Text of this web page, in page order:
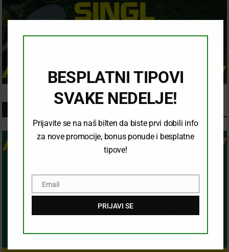
this
BESPLATNI TIPOVI
SVAKE NEDELJE!
Prijavite se na naš bilten da biste prvi dobili info
za nove promocije, bonus ponude i besplatne
tipove!
Email
Email
PRIJAVI SE